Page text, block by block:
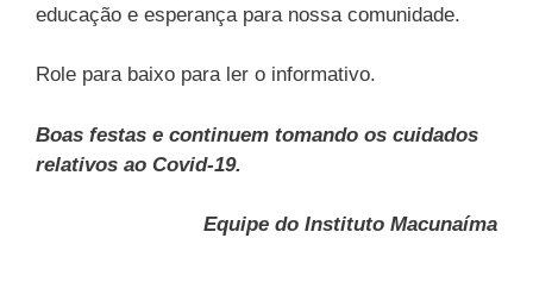
educação e esperança para nossa comunidade.
Role para baixo para ler o informativo.
Boas festas e continuem tomando os cuidados
relativos ao Covid-19.
Equipe do Instituto Macunaíma